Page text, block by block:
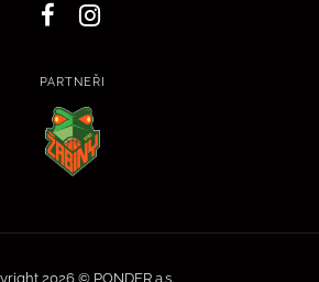
PARTNEŘI
2026 © PONDER a.s.